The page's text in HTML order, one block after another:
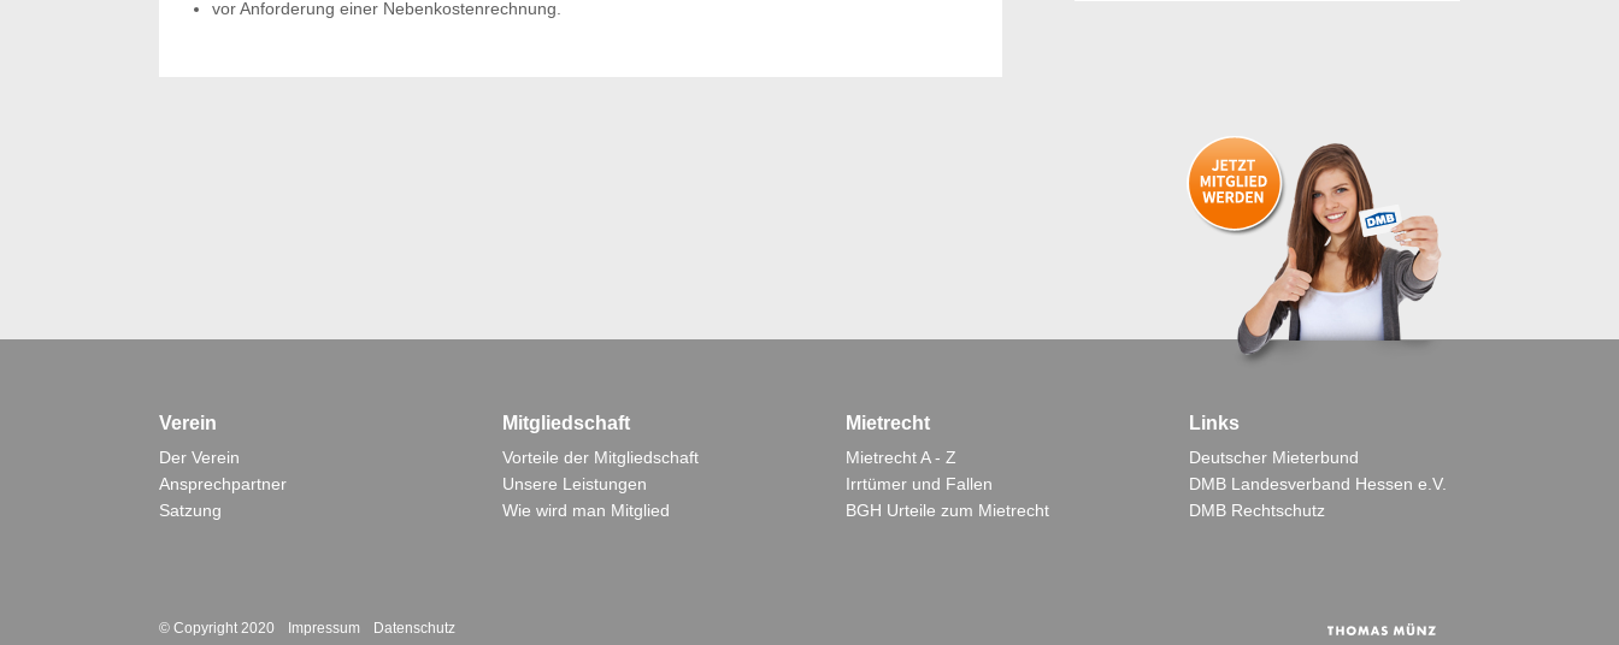
vor Anforderung einer Nebenkostenrechnung.
Verein
Der Verein
Ansprechpartner
Satzung
Mitgliedschaft
Vorteile der Mitgliedschaft
Unsere Leistungen
Wie wird man Mitglied
Mietrecht
Mietrecht A - Z
Irrtümer und Fallen
BGH Urteile zum Mietrecht
Links
Deutscher Mieterbund
DMB Landesverband Hessen e.V.
DMB Rechtschutz
© Copyright 2020 Impressum Datenschutz